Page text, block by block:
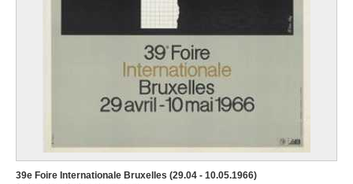
39e Foire Internationale Bruxelles (29.04 - 10.05.1966)